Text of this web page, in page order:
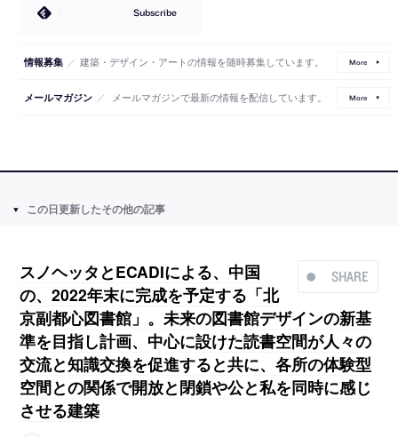
Subscribe
情報募集 ／ 建築・デザイン・アートの情報を随時募集しています。 More
メールマガジン ／ メールマガジンで最新の情報を配信しています。 More
この日更新したその他の記事
SHARE
スノヘッタとECADIによる、中国
の、2022年末に完成を予定する「北
京副都心図書館」。未来の図書館デザインの新基
準を目指し計画、中心に設けた読書空間が人々の
交流と知識交換を促進すると共に、各所の体験型
空間との関係で開放と閉鎖や公と私を同時に感じ
させる建築